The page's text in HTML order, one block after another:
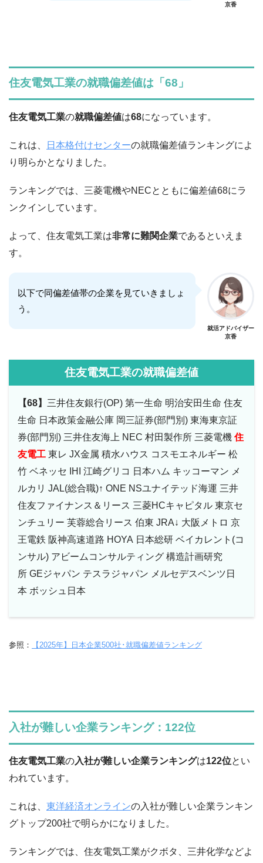
京香
住友電気工業の就職偏差値は「68」
住友電気工業の就職偏差値は68になっています。
これは、 日本格付けセンターの就職偏差値ランキングによ
り明らかとなりました。
ランキングでは、三菱電機やNECとともに偏差値68にラ
ンクインしています。
よって、住友電気工業は非常に難関企業であるといえま
す。
以下で同偏差値帯の企業を見ていきましょ
う。
就活アドバイザー
京香
住友電気工業の就職偏差値
【68】 三井住友銀行(OP) 第一生命 明治安田生命 住友
生命 日本政策金融公庫 岡三証券(部門別) 東海東京証
券(部門別) 三井住友海上 NEC 村田製作所 三菱電機 住
友電工 東レ JX金属 積水ハウス コスモエネルギー 松
竹 ベネッセ IHI 江崎グリコ 日本ハム キッコーマン メ
ルカリ JAL(総合職)↑ ONE NSユナイテッド海運 三井
住友ファイナンス＆リース 三菱HCキャピタル 東京セ
ンチュリー 芙蓉総合リース 伯東 JRA↓ 大阪メトロ 京
王電鉄 阪神高速道路 HOYA 日本総研 ベイカレント(コ
ンサル) アビームコンサルティング 構造計画研究
所 GEジャパン テスラジャパン メルセデスベンツ日
本 ボッシュ日本
参照： 【2025年】日本企業500社･就職偏差値ランキング
入社が難しい企業ランキング：122位
住友電気工業の入社が難しい企業ランキングは122位とい
われています。
これは、 東洋経済オンラインの入社が難しい企業ランキン
グトップ200社で明らかになりました。
ランキングでは、住友電気工業がクボタ、三井化学などよ